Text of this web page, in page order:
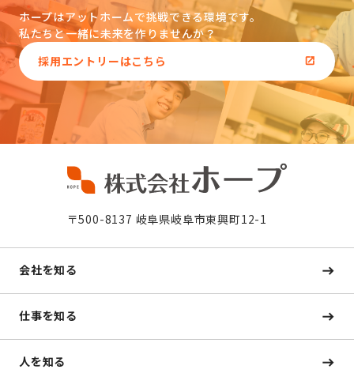
ホープはアットホームで挑戦できる環境です。
私たちと一緒に未来を作りませんか？
採用エントリーはこちら
〒500-8137 岐阜県岐阜市東興町12-1
会社を知る
仕事を知る
人を知る